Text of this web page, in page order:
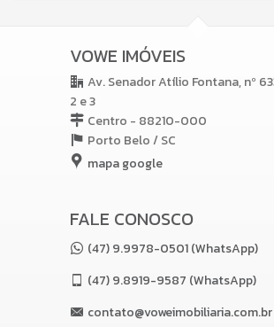
VOWE IMÓVEIS
Av. Senador Atílio Fontana, nº
2 e 3
Centro - 88210-000
Porto Belo /SC
mapa google
FALE CONOSCO
(47) 9.9978-0501 (WhatsApp)
(47)9.8919-9587 (WhatsApp)
contato@voweimobiliaria.com.br